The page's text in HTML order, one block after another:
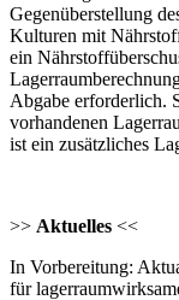
Gegenüberstellung
Kulturen mit
ein
Abgabe erforderlich.
vorhandenen
ist ein zusätzliches
>> Aktuelles <<
In Vorbereitung:
für